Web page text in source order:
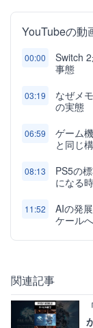
YouTubeの動
00:00
Switch
事態
03:19
なぜメ
の実態
06:59
ゲーム
と同じ
08:13
PS5の
になる
11:52
AIの発
ケール
関連記事